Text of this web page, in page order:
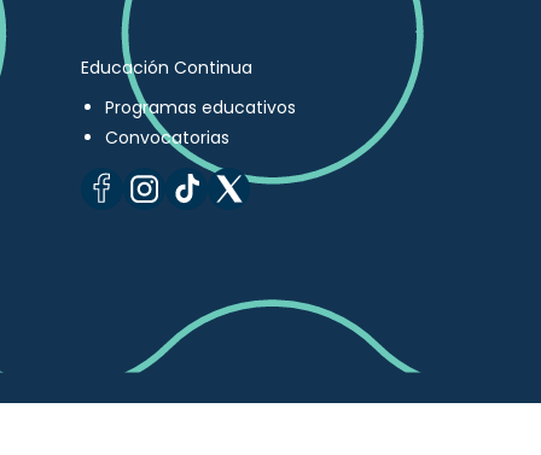
Educación Continua
Programas educativos
Convocatorias